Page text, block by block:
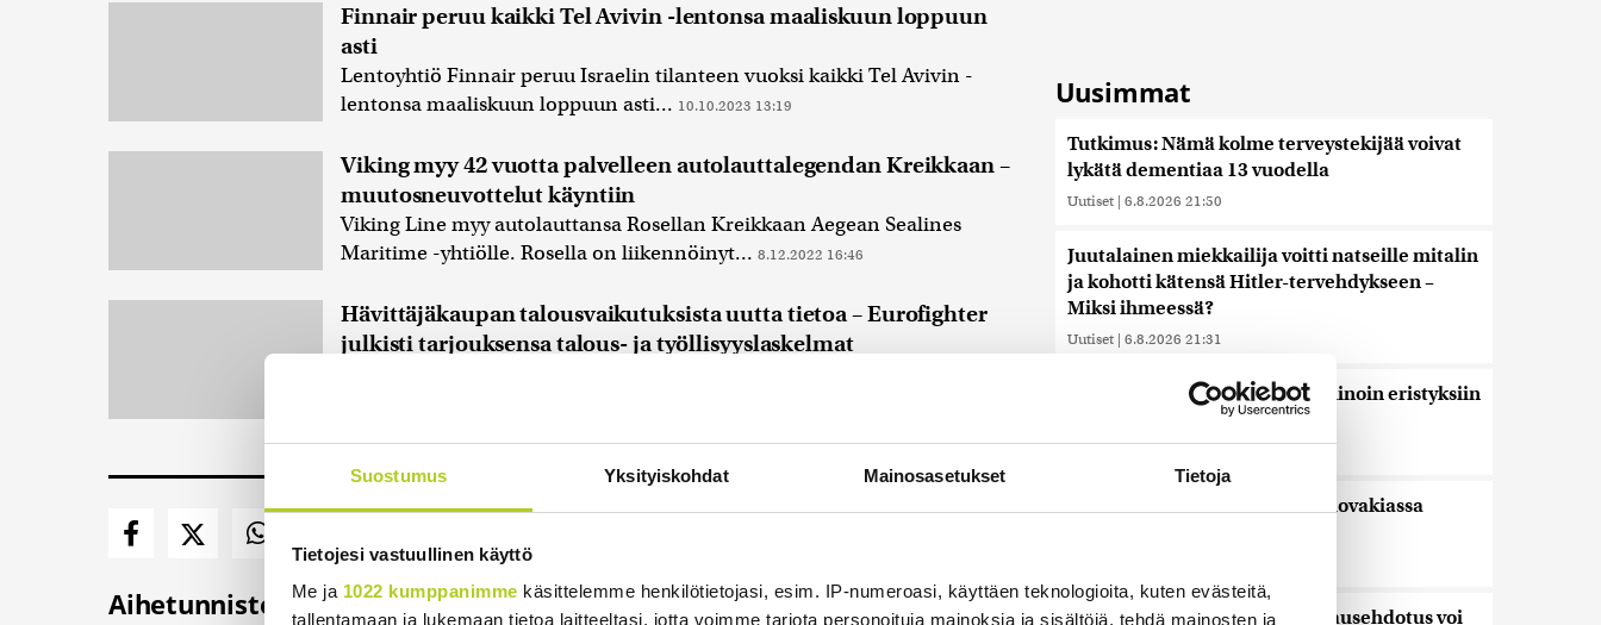
Suostumus Yksityiskohdat Mainosasetukset Tietoja
Tietojesi vastuullinen käyttö
Me ja 1022 kumppanimme käsittelemme henkilötietojasi, esim. IP-numeroasi, käyttäen teknologioita, kuten evästeitä,
tallentamaan ja lukemaan tietoa laitteeltasi, jotta voimme tarjota personoituja mainoksia ja sisältöjä, tehdä mainosten ja
Finnair peruu kaikki Tel Avivin -lentonsa maaliskuun loppuun
asti
Lentoyhtiö Finnair peruu Israelin tilanteen vuoksi kaikki Tel Avivin -
lentonsa maaliskuun loppuun asti... 10.10.2023 13:19
Viking myy 42 vuotta palvelleen autolauttalegendan Kreikkaan –
muutosneuvottelut käyntiin
Viking Line myy autolauttansa Rosellan Kreikkaan Aegean Sealines
Maritime -yhtiölle. Rosella on liikennöinyt... 8.12.2022 16:46
Hävittäjäkaupan talousvaikutuksista uutta tietoa – Eurofighter
julkisti tarjouksensa talous- ja työllisyyslaskelmat
Aihetunnisteet
Uusimmat
Tutkimus: Nämä kolme terveystekijää voivat
lykätä dementiaa 13 vuodella
Uutiset | 6.8.2026 21:50
Juutalainen miekkailija voitti natseille mitalin
ja kohotti kätensä Hitler-tervehdykseen –
Miksi ihmeessä?
Uutiset | 6.8.2026 21:31
Veriputouksesta löydettiin muinoin eristyksiin
Lämpöennätys meni uusiksi Slovakiassa
Valtiovarainministeriön leikkausehdotus voi